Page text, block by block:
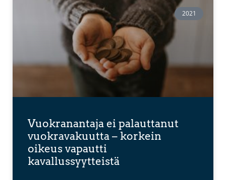
2021
Vuokranantaja ei palauttanut
vuokravakuutta – korkein
oikeus vapautti
kavallussyytteistä